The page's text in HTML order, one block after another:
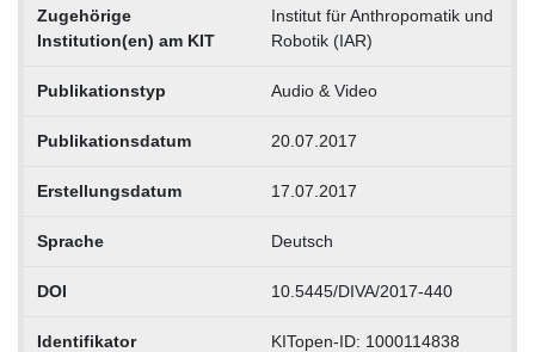
Zugehörige
Institution(en) am KIT
Institut für Anthropomatik und
Robotik (IAR)
Publikationstyp Audio & Video
Publikationsdatum 20.07.2017
Erstellungsdatum 17.07.2017
Sprache Deutsch
DOI 10.5445/DIVA/2017-440
Identifikator KITopen-ID: 1000114838